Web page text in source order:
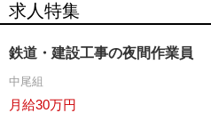
求人特集
鉄道・建設工事の夜間作業員
中尾組
月給30万円